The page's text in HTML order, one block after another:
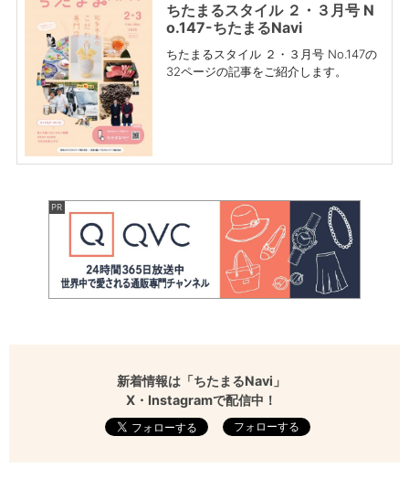
ちたまるスタイル ２・３月号 N
o.147-ちたまるNavi
ちたまるスタイル ２・３月号 No.147の
32ページの記事をご紹介します。
新着情報は「ちたまるNavi」
X・Instagramで配信中！
フォローする